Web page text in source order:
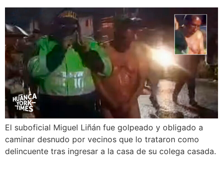
El suboficial Miguel Liñán fue golpeado y obligado a
caminar desnudo por vecinos que lo trataron como
delincuente tras ingresar a la casa de su colega casada.